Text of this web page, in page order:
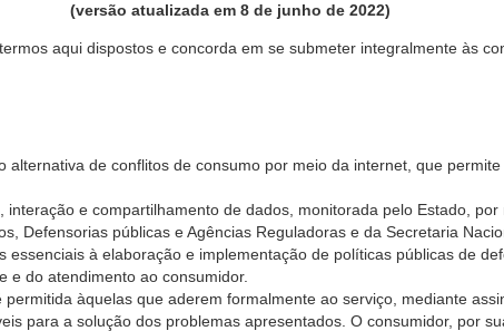
(versão atualizada em 8 de junho de 2022)
aqui dispostos e concorda em se submeter integralmente às
alternativa de conflitos de consumo por meio da internet, que
e compartilhamento de dados, monitorada pelo Estado,
Defensorias públicas e Agências Reguladoras e da Secretaria
à elaboração e implementação de políticas públicas de
e do atendimento ao consumidor.
àquelas que aderem formalmente ao serviço, mediante
para a solução dos problemas apresentados. O consumidor, por